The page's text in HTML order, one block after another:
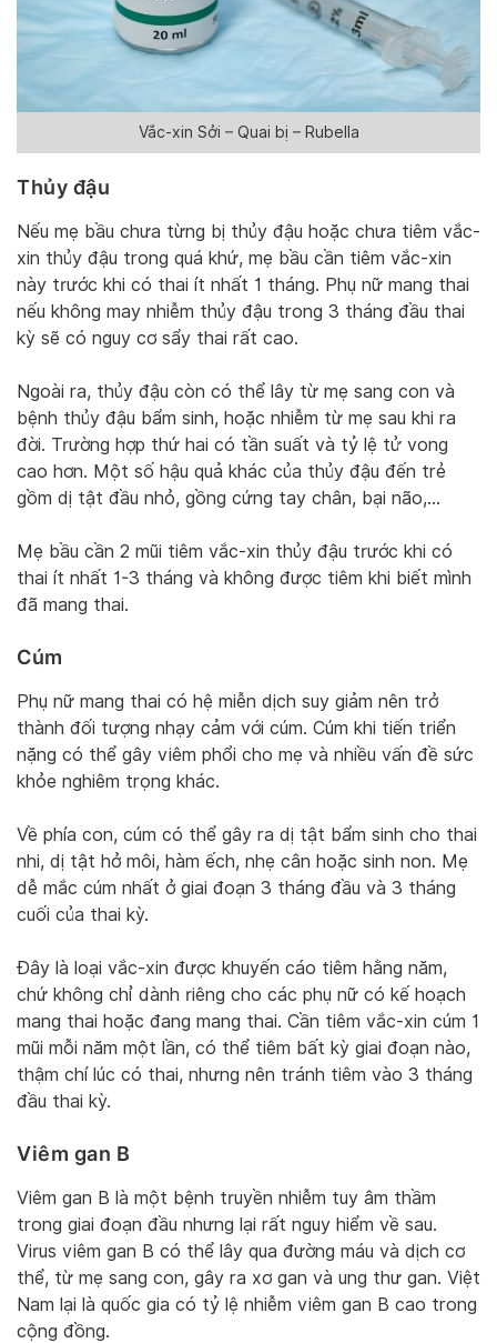
Vắc-xin Sởi – Quai bị – Rubella
Thủy đậu
Nếu mẹ bầu chưa từng bị thủy đậu hoặc chưa tiêm vắc-
xin thủy đậu trong quá khứ, mẹ bầu cần tiêm vắc-xin
này trước khi có thai ít nhất 1 tháng. Phụ nữ mang thai
nếu không may nhiễm thủy đậu trong 3 tháng đầu thai
kỳ sẽ có nguy cơ sẩy thai rất cao.
Ngoài ra, thủy đậu còn có thể lây từ mẹ sang con và
bệnh thủy đậu bẩm sinh, hoặc nhiễm từ mẹ sau khi ra
đời. Trường hợp thứ hai có tần suất và tỷ lệ tử vong
cao hơn. Một số hậu quả khác của thủy đậu đến trẻ
gồm dị tật đầu nhỏ, gồng cứng tay chân, bại não,…
Mẹ bầu cần 2 mũi tiêm vắc-xin thủy đậu trước khi có
thai ít nhất 1-3 tháng và không được tiêm khi biết mình
đã mang thai.
Cúm
Phụ nữ mang thai có hệ miễn dịch suy giảm nên trở
thành đối tượng nhạy cảm với cúm. Cúm khi tiến triển
nặng có thể gây viêm phổi cho mẹ và nhiều vấn đề sức
khỏe nghiêm trọng khác.
Về phía con, cúm có thể gây ra dị tật bẩm sinh cho thai
nhi, dị tật hở môi, hàm ếch, nhẹ cân hoặc sinh non. Mẹ
dễ mắc cúm nhất ở giai đoạn 3 tháng đầu và 3 tháng
cuối của thai kỳ.
Đây là loại vắc-xin được khuyến cáo tiêm hằng năm,
chứ không chỉ dành riêng cho các phụ nữ có kế hoạch
mang thai hoặc đang mang thai. Cần tiêm vắc-xin cúm 1
mũi mỗi năm một lần, có thể tiêm bất kỳ giai đoạn nào,
thậm chí lúc có thai, nhưng nên tránh tiêm vào 3 tháng
đầu thai kỳ.
Viêm gan B
Viêm gan B là một bệnh truyền nhiễm tuy âm thầm
trong giai đoạn đầu nhưng lại rất nguy hiểm về sau.
Virus viêm gan B có thể lây qua đường máu và dịch cơ
thể, từ mẹ sang con, gây ra xơ gan và ung thư gan. Việt
Nam lại là quốc gia có tỷ lệ nhiễm viêm gan B cao trong
cộng đồng.